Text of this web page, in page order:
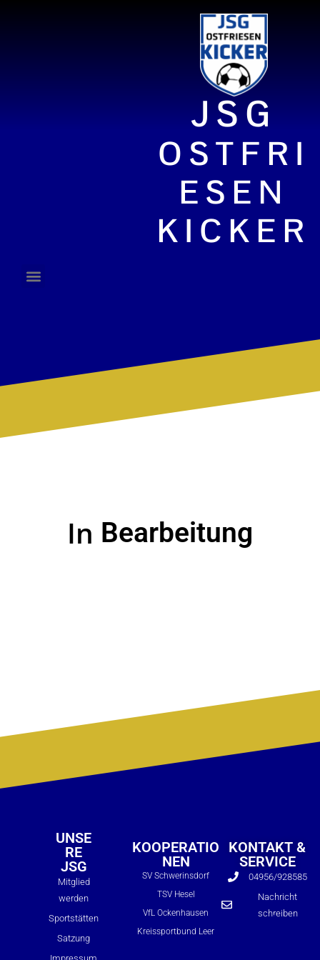
JSG
OSTFRI
ESEN
KICKER
In Bearbeitung
UNSE
RE
JSG
Mitglied
werden
Sportstätten
Satzung
KOOPERATIO
NEN
SV Schwerinsdorf
TSV Hesel
VfL Ockenhausen
Kreissportbund Leer
KONTAKT &
SERVICE
04956/928585
Nachricht
schreiben
Formulare